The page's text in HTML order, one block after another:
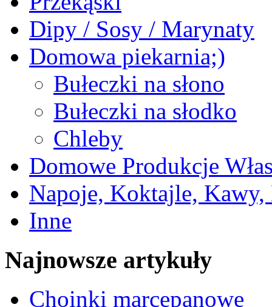
Dipy / Sosy / Marynaty
Domowa piekarnia;)
Bułeczki na słono
Bułeczki na słodko
Chleby
Domowe Produkcje
Napoje, Koktajle, Kawy,
Inne
Najnowsze artykuły
Choinki marcepanowe